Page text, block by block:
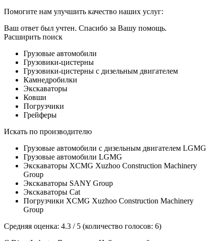
Помогите нам улучшить качество наших услуг:
Ваш ответ был учтен. Спасибо за Вашу помощь.
Расширить поиск
Грузовые автомобили
Грузовики-цистерны
Грузовики-цистерны с дизельным двигателем
Камнедробилки
Экскаваторы
Ковши
Погрузчики
Грейферы
Искать по производителю
Грузовые автомобили с дизельным двигателем LGMG
Грузовые автомобили LGMG
Экскаваторы XCMG Xuzhoo Construction Machinery
Group
Экскаваторы SANY Group
Экскаваторы Cat
Погрузчики XCMG Xuzhoo Construction Machinery
Group
Средняя оценка: 4.3 / 5 (количество голосов: 6)